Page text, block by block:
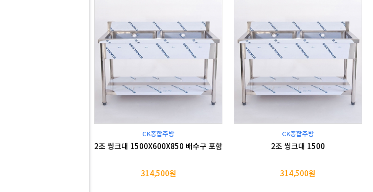
CK종합주방
2조 씽크대 1500X600X850 배수구 포함
314,500원
CK종합주방
2조 씽크대 1500
314,500원